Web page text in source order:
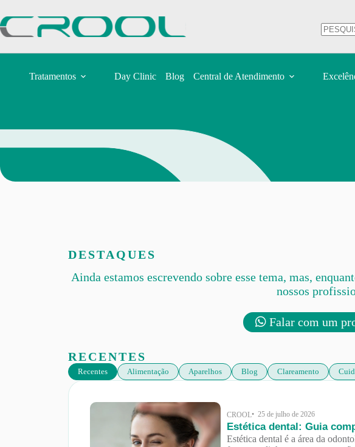
Tratamentos Day Clinic Blog Central de Atendimento
DESTAQUES
Ainda estamos escrevendo sobre esse tema, mas,
nossos
Falar com um
RECENTES
Alimentação Aparelhos Blog Clareamento
Recentes
CROOL• 25 de julho de 2026
Estética dental: Guia
Estética dental é a área da